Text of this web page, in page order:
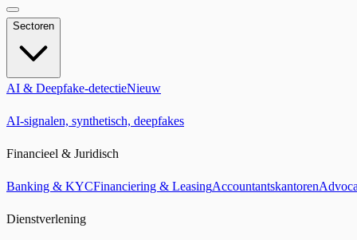
Sectoren
AI & Deepfake-detectieNieuw
AI-signalen, synthetisch, deepfakes
Financieel & Juridisch
Banking & KYCFinanciering & LeasingAccountantskantoren
Dienstverlening